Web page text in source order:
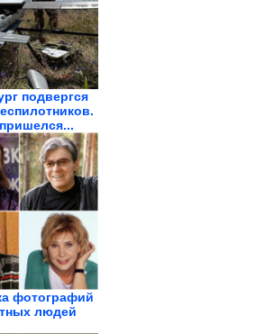
подвергся
фотографий
людей